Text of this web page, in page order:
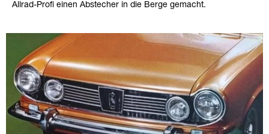
Allrad-Profi einen Abstecher in die Berge gemacht.